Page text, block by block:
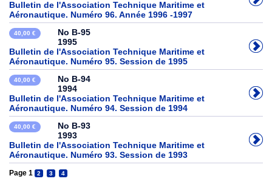
Bulletin de l'Association Technique Maritime et
Aéronautique. Numéro 96. Année 1996 -1997
40,00 €
No B-95
1995
Bulletin de l'Association Technique Maritime et
Aéronautique. Numéro 95. Session de 1995
40,00 €
No B-94
1994
Bulletin de l'Association Technique Maritime et
Aéronautique. Numéro 94. Session de 1994
40,00 €
No B-93
1993
Bulletin de l'Association Technique Maritime et
Aéronautique. Numéro 93. Session de 1993
Page 1 2 3 4